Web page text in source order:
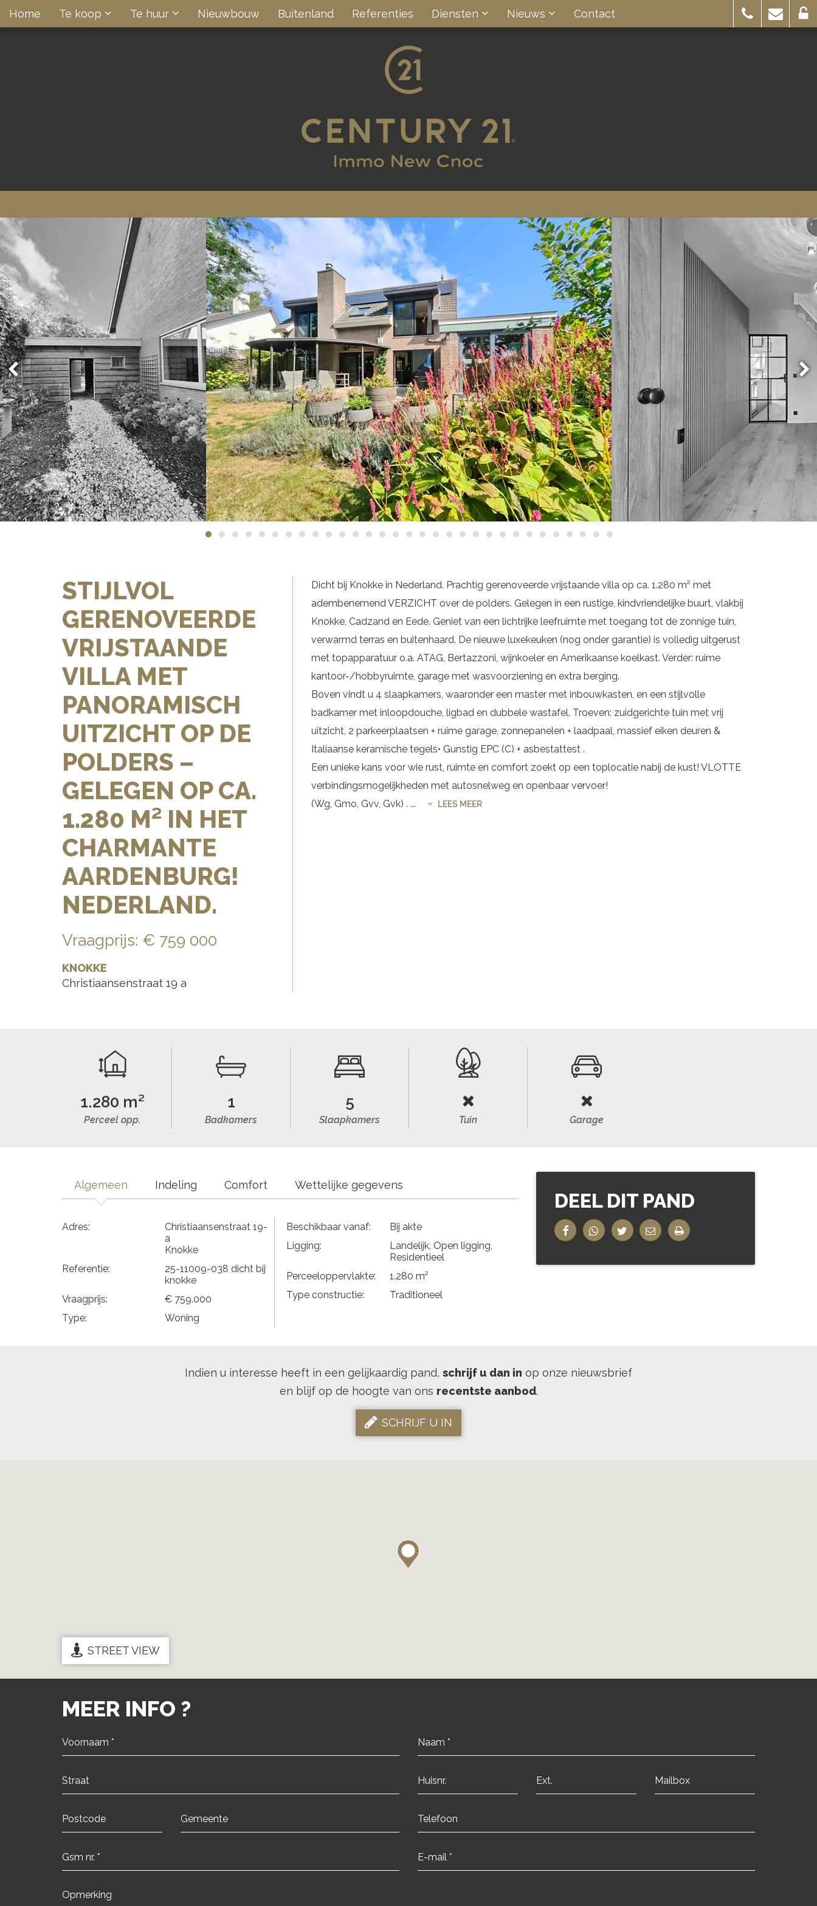
Home Te koop Te huur Nieuwbouw Buitenland Referenties Diensten Nieuws Contact
STIJLVOL
GERENOVEERDE
VRIJSTAANDE
VILLA MET
PANORAMISCH
UITZICHT OP DE
POLDERS –
GELEGEN OP CA.
1.280 M² IN HET
CHARMANTE
AARDENBURG!
NEDERLAND.
Vraagprijs: € 759 000
KNOKKE
Christiaansenstraat 19 a
Dicht bij Knokke in Nederland. Prachtig gerenoveerde vrijstaande villa op ca. 1.280 m² met
adembenemend VERZICHT over de polders. Gelegen in een rustige, kindvriendelijke buurt, vlakbij
Knokke, Cadzand en Eede. Geniet van een lichtrijke leefruimte met toegang tot de zonnige tuin,
verwarmd terras en buitenhaard. De nieuwe luxekeuken (nog onder garantie) is volledig uitgerust
met topapparatuur o.a. ATAG, Bertazzoni, wijnkoeler en Amerikaanse koelkast. Verder: ruime
kantoor-/hobbyruimte, garage met wasvoorziening en extra berging.
Boven vindt u 4 slaapkamers, waaronder een master met inbouwkasten, en een stijlvolle
badkamer met inloopdouche, ligbad en dubbele wastafel. Troeven: zuidgerichte tuin met vrij
uitzicht, 2 parkeerplaatsen + ruime garage, zonnepanelen + laadpaal, massief eiken deuren &
Italiaanse keramische tegels• Gunstig EPC (C) + asbestattest .
Een unieke kans voor wie rust, ruimte en comfort zoekt op een toplocatie nabij de kust! VLOTTE
verbindingsmogelijkheden met autosnelweg en openbaar vervoer!
(Wg, Gmo, Gvv, Gvk) . ... LEES MEER
1.280 m²
Perceel opp.
1
Badkamers
5
Slaapkamers Tuin Garage
Algemeen Indeling Comfort Wettelijke gegevens
Adres:
Christiaansenstraat 19-
a
Knokke
Referentie:
25-11009-038 dicht bij
knokke
Vraagprijs:
€ 759.000
Type:
Woning
Beschikbaar vanaf:
Bij akte
Ligging:
Landelijk, Open ligging,
Residentieel
Perceeloppervlakte:
1.280 m²
Type constructie:
Traditioneel
DEEL DIT PAND
Indien u interesse heeft in een gelijkaardig pand, schrijf u dan in op onze nieuwsbrief
en blijf op de hoogte van ons recentste aanbod.
SCHRIJF U IN
STREET VIEW
MEER INFO ?